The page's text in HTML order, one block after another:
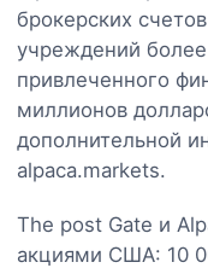
брокерских
учреждений
привлеченного
миллионов
дополнительной
alpaca.markets.
The post Gate и
акциями США: 10